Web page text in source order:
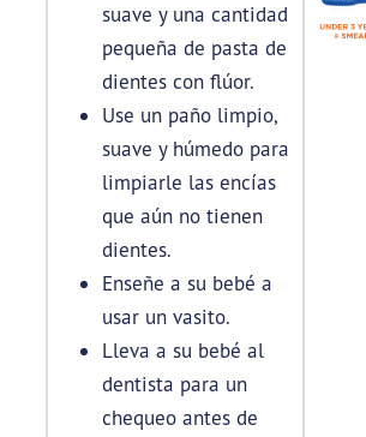
suave y una cantidad
pequeña de pasta de
dientes con flúor.
Use un paño limpio,
suave y húmedo para
limpiarle las encías
que aún no tienen
dientes.
Enseñe a su bebé a
usar un vasito.
Lleva a su bebé al
dentista para un
chequeo antes de